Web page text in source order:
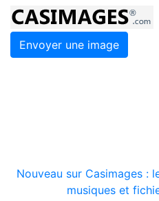
Envoyer une image
Nouveau sur Casimages :
musiques et